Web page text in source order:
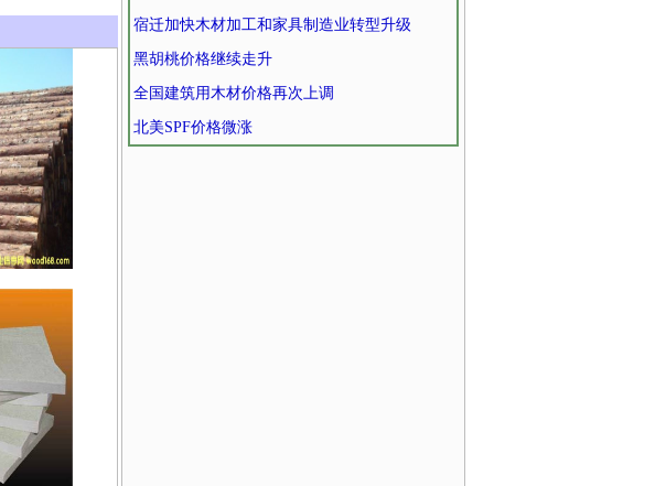
宿迁加快木材加工和家具制造业转型升级
黑胡桃价格继续走升
全国建筑用木材价格再次上调
北美SPF价格微涨